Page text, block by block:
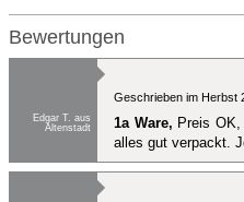
Bewertungen
Edgar T. aus
Altenstadt
Geschrieben im Herbst
1a Ware, Preis OK,
alles gut verpackt.